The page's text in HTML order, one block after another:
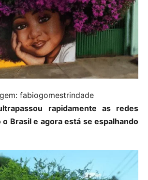
fabiogomestrindade
rapidamente as redes
Brasil e agora está se espalhando